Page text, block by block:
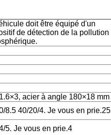
doit être équipé d'un
de détection de la pollution
acier à angle 180×18 mm
8.5 40/20/4. Je vous en prie.25
5. Je vous en prie.4